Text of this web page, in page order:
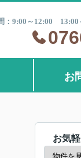
：9:00～12:00
お
お気